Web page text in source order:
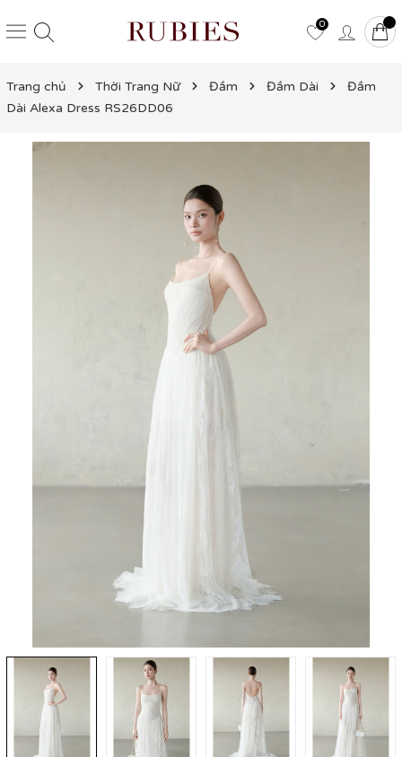
0
Trang chủ Thời Trang Nữ Đầm Đầm Dài
Đầm
Dài Alexa Dress RS26DD06